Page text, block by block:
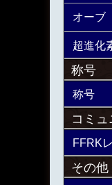
オーブ
超進化
称号
称号
コミュ
FFRK
その他